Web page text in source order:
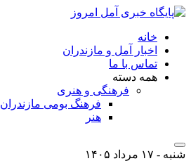
خانه
اخبار آمل و مازندران
تماس با ما
همه دسته
فرهنگی و هنری
فرهنگ بومی مازندران
هنر
شنبه - ۱۷ مرداد ۱۴۰۵